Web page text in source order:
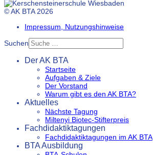
© AK BTA 2026
Impressum, Nutzungshinweise
Suchen
Der AK BTA
Startseite
Aufgaben & Ziele
Der Vorstand
Warum gibt es den AK BTA?
Aktuelles
Nächste Tagung
Miltenyi Biotec-Stifterpreis
Fachdidaktiktagungen
Fachdidaktiktagungen im AK BTA
BTA Ausbildung